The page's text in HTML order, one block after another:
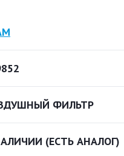
ФИЛЬТР
(ЕСТЬ АНАЛОГ)